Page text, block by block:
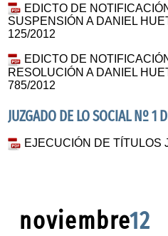
EDICTO DE
SUSPENSIÓN A DANIEL
125/2012
EDICTO DE
RESOLUCIÓN A DANIEL
785/2012
JUZGADO DE LO SOCIAL Nº 1
EJECUCIÓN DE TÍTULOS
noviembre12